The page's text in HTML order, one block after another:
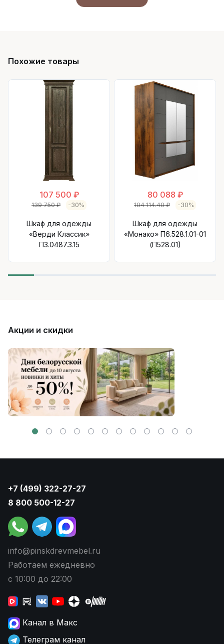
Похожие товары
107 500 ₽
139 750 ₽ -30%
Шкаф для одежды
«Верди Классик»
П3.0487.3.15
80 088 ₽
104 114.40 ₽ -30%
Шкаф для одежды
«Монако» П6.528.1.01-01
(П528.01)
Акции и скидки
+7 (499) 322-27-27
8 800 500-12-27
info@pinskdrevmebel.ru
Работаем ежедневно
с 10:00 до 22:00
Канал в Макс
Телеграм канал